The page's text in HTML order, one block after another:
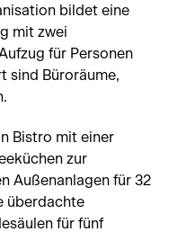
bildet eine
mit zwei
für Personen
sind Büroräume,
Bistro mit einer
zur
Außenanlagen für 32
überdachte
für fünf